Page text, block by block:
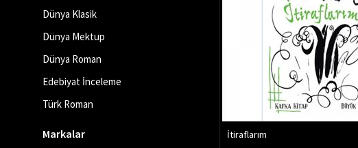
Dünya Klasik
Dünya Mektup
Dünya Roman
Edebiyat İnceleme
Türk Roman
Markalar İtiraflarım